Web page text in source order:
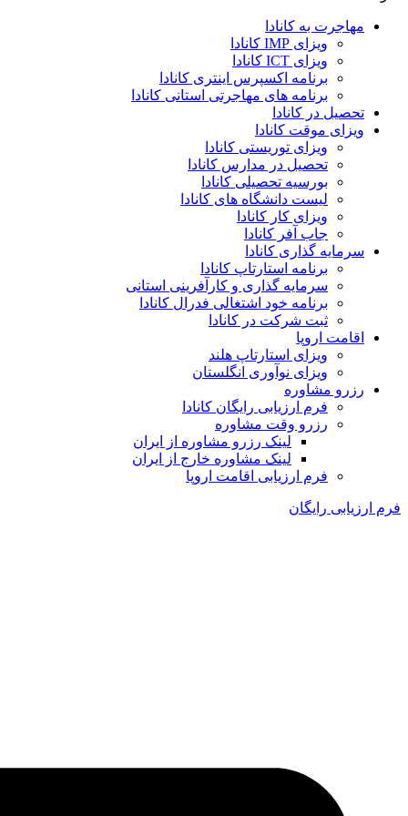
مهاجرت به کانادا
ویزای IMP کانادا
ویزای ICT کانادا
برنامه اکسپرس اینتری کانادا
برنامه های مهاجرتی استانی کانادا
تحصیل در کانادا
ویزای موقت کانادا
ویزای توریستی کانادا
تحصیل در مدارس کانادا
بورسیه تحصیلی کانادا
لیست دانشگاه های کانادا
ویزای کار کانادا
جاب آفر کانادا
سرمایه گذاری کانادا
برنامه استارتاپ کانادا
سرمایه گذاری و کارآفرینی استانی
برنامه خود اشتغالی فدرال کانادا
ثبت شرکت در کانادا
اقامت اروپا
ویزای استارتاپ هلند
ویزای نوآوری انگلستان
رزرو مشاوره
فرم ارزیابی رایگان کانادا
رزرو وقت مشاوره
لینک رزرو مشاوره از ایران
لینک مشاوره خارج از ایران
فرم ارزیابی اقامت اروپا
فرم ارزیابی رایگان